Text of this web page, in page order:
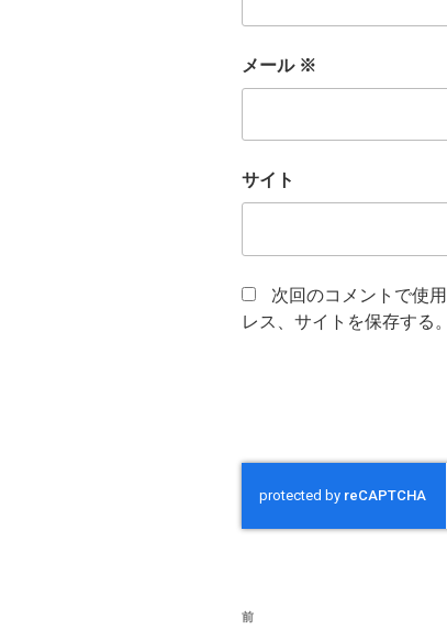
メール ※
サイト
次回のコメントで使
レス、サイトを保存する。
投
前
前